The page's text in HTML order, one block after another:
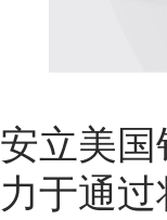
安立美国
力于通